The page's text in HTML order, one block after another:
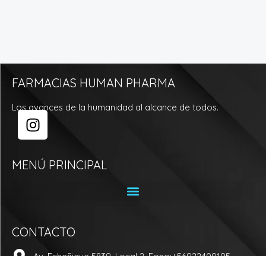
FARMACIAS HUMAN PHARMA
Los avances de la humanidad al alcance de todos.
I
n
t
m
MENÚ PRINCIPAL
CONTACTO